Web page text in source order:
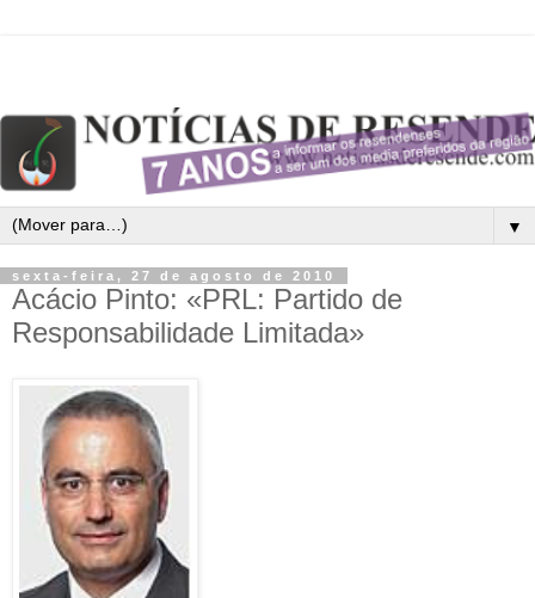
▼
sexta-feira, 27 de agosto de 2010
Acácio Pinto: «PRL: Partido de
Responsabilidade Limitada»